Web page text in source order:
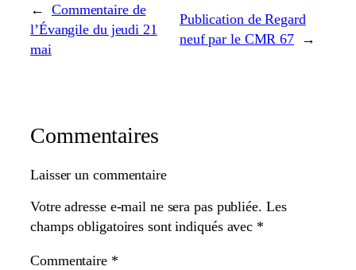
← Commentaire de
l’Évangile du jeudi 21
mai
Publication de Regard
neuf par le CMR 67 →
Commentaires
Laisser un commentaire
Votre adresse e-mail ne sera pas publiée. Les
champs obligatoires sont indiqués avec *
Commentaire *